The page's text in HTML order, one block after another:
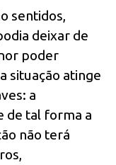
sentidos,
deixar de
poder
situação atinge
a
de tal forma a
não terá